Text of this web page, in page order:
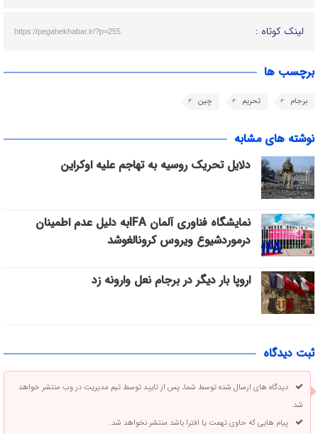
لینک کوتاه : https://pegahekhabar.ir/?p=255
برچسب ها
برجام تحریم چین
نوشته های مشابه
دلایل تحریک روسیه به تهاجم علیه اوکراین
نمایشگاه فناوری آلمان IFAبه دلیل عدم اطمینان
درموردشیوع ویروس کرونالغوشد
اروپا بار دیگر در برجام نعل وارونه زد
ثبت دیدگاه
دیدگاه های ارسال شده توسط شما، پس از تایید توسط تیم مدیریت در وب منتشر خواهد
شد.
پیام هایی که حاوی تهمت یا افترا باشد منتشر نخواهد شد.